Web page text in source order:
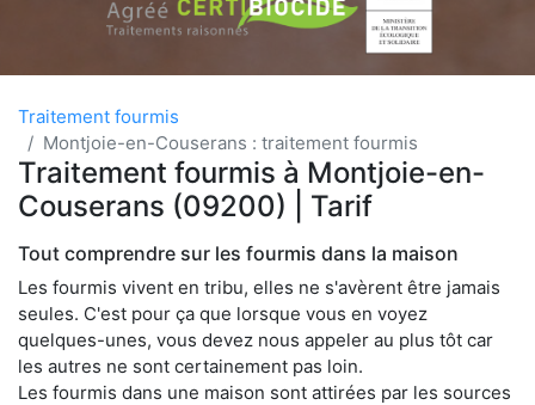
Traitement fourmis
Montjoie-en-Couserans : traitement fourmis
Traitement fourmis à Montjoie-en-
Couserans (09200) | Tarif
Tout comprendre sur les fourmis dans la maison
Les fourmis vivent en tribu, elles ne s'avèrent être jamais
seules. C'est pour ça que lorsque vous en voyez
quelques-unes, vous devez nous appeler au plus tôt car
les autres ne sont certainement pas loin.
Les fourmis dans une maison sont attirées par les sources